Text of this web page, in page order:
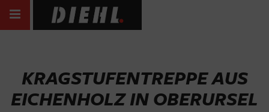
KRAGSTUFENTREPPE AUS
EICHENHOLZ IN OBERURSEL